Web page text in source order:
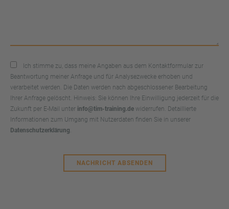
Ich stimme zu, dass meine Angaben aus dem Kontaktformular zur
Beantwortung meiner Anfrage und für Analysezwecke erhoben und
verarbeitet werden. Die Daten werden nach abgeschlossener Bearbeitung
Ihrer Anfrage gelöscht. Hinweis: Sie können Ihre Einwilligung jederzeit für die
Zukunft per E-Mail unter info@tim-training.de widerrufen. Detaillierte
Informationen zum Umgang mit Nutzerdaten finden Sie in unserer
Datenschutzerklärung.
NACHRICHT ABSENDEN